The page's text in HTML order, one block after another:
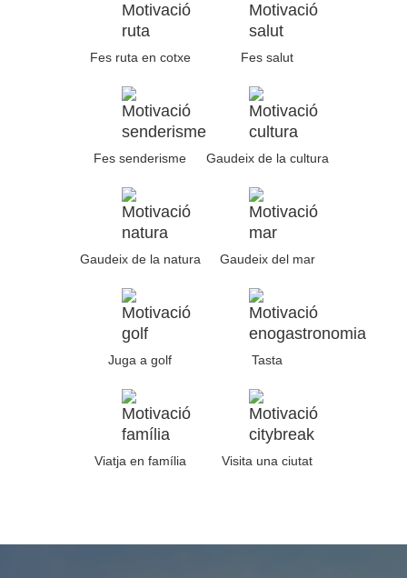
Fes ruta en cotxe Fes salut
Fes senderisme Gaudeix de la cultura
Gaudeix de la natura Gaudeix del mar
Juga a golf Tasta
Viatja en família Visita una ciutat